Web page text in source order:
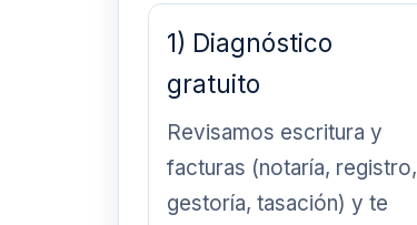
1) Diagnóstico
gratuito
Revisamos escritura y
facturas (notaría, registro,
gestoría, tasación) y te